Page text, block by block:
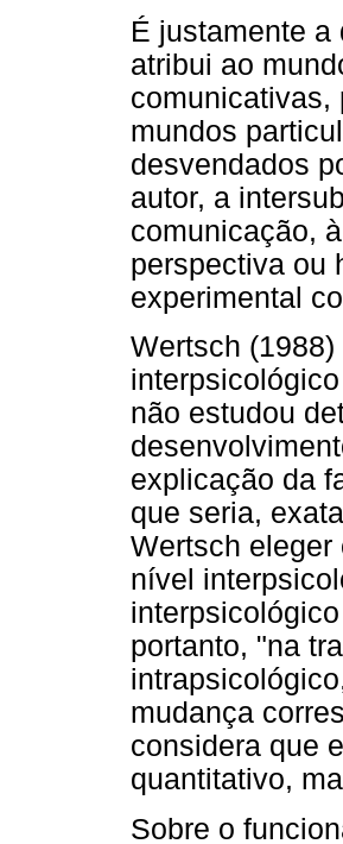
É justamente
atribui ao
comunicativas,
mundos
desvendados
autor, a
comunicação,
perspectiva ou
experimental
Wertsch
não estudou
explicação da
que seria,
Wertsch eleger
nível
portanto, "na
mudança
considera que
quantitativo,
Sobre o